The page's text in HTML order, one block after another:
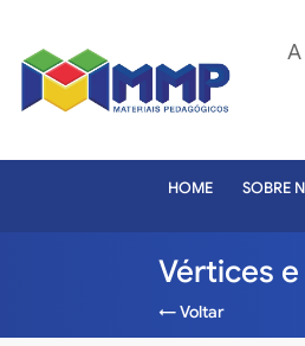
HOME SOBRE
Vértices
← Voltar